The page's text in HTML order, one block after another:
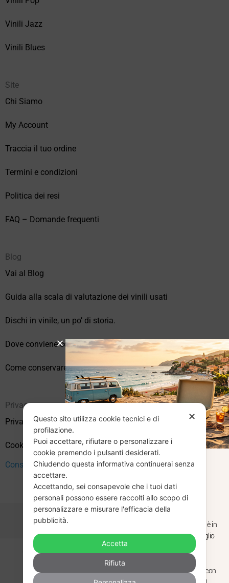
Vinili Jazz
Vinili Blues
Site
Chi Siamo
My Account
Traccia il tuo ordine
Termini e condizioni
Politica dei resi
FAQ – Domande frequenti
Blog
Vai al Blog
Guida alla scala di valutazione dei vinili usati
Dischi in vinile, un po’ di storia.
Dove conviene comprare vinili online?
Come conservare correttamente i vinili usati
Privacy
Privacy Policy
Cookie Policy (UE)
Consenso
Copyright © 2026 Vendita Vinili Usati | P.IVA 12240940960
NextWebStudio
✕
Questo sito utilizza cookie tecnici e di
profilazione.
Puoi accettare, rifiutare o personalizzare i
cookie premendo i pulsanti desiderati.
Chiudendo questa informativa continuerai senza
accettare.
Accettando, sei consapevole che i tuoi dati
personali possono essere raccolti allo scopo di
personalizzare e misurare l'efficacia della
pubblicità.
Accetta
Rifiuta
CHIUSURA
ESTIVA
Dal 29 luglio al 31 agosto venditaviniliusati.it è in
pausa estiva. Gli ordini ricevuti entro il 29 luglio
saranno spediti regolarmente.
Torniamo il 1 settembre, pronti a riprendere con